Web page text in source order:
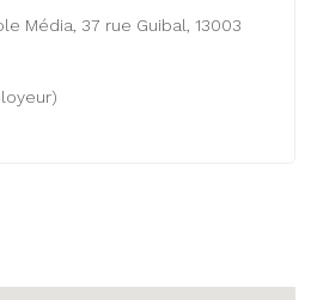
Média, 37 rue Guibal, 13003